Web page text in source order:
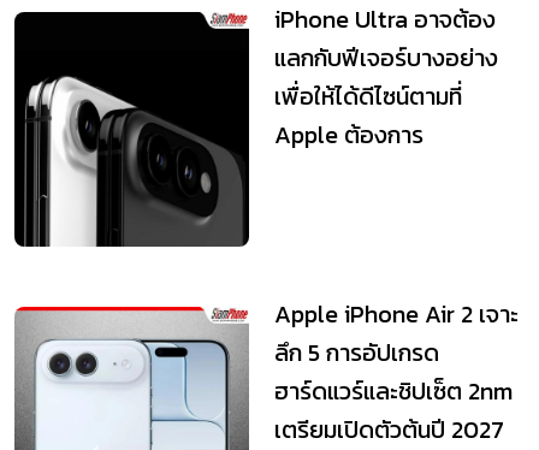
iPhone Ultra อาจต้อง
แลกกับฟีเจอร์บางอย่าง
เพื่อให้ได้ดีไซน์ตามที่
Apple ต้องการ
Apple iPhone Air 2 เจาะ
ลึก 5 การอัปเกรด
ฮาร์ดแวร์และชิปเซ็ต 2nm
เตรียมเปิดตัวต้นปี 2027